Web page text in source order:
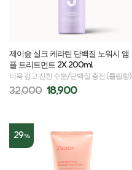
제이숲 실크 케라틴 단백질 노워시 앰
플 트리트먼트 2X 200ml
더욱 깊고 진한 수분/단백질 충전 (튤립향)
32,000 18,900
29%